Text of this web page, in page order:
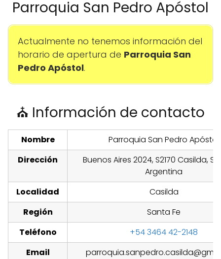
Parroquia San Pedro Apóstol
Actualmente no tenemos información del
horario de apertura de Parroquia San
Pedro Apóstol.
⛪ Información de contacto
Nombre
Parroquia San Pedro Apóstol
Dirección
Buenos Aires 2024, S2170 Casilda,
Argentina
Localidad
Casilda
Región
Santa Fe
Teléfono
+54 3464 42-2148
Email